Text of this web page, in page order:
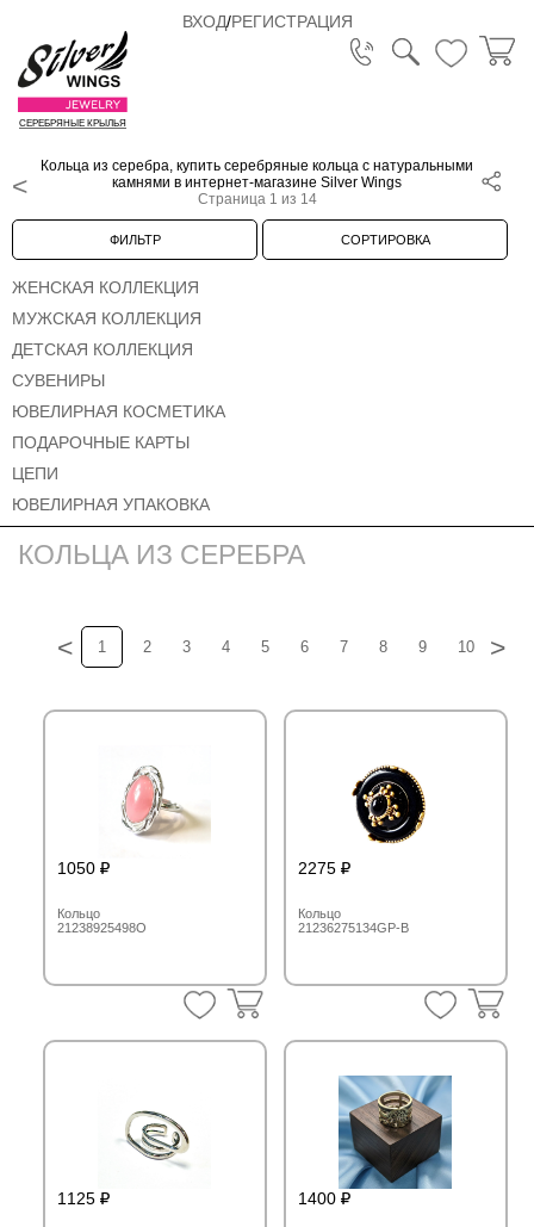
ВХОД/РЕГИСТРАЦИЯ
СЕРЕБРЯНЫЕ КРЫЛЬЯ
Кольца из серебра, купить серебряные кольца с натуральными
камнями в интернет-магазине Silver Wings
Страница 1 из 14
ФИЛЬТР СОРТИРОВКА
ЖЕНСКАЯ КОЛЛЕКЦИЯ
МУЖСКАЯ КОЛЛЕКЦИЯ
ДЕТСКАЯ КОЛЛЕКЦИЯ
СУВЕНИРЫ
ЮВЕЛИРНАЯ КОСМЕТИКА
ПОДАРОЧНЫЕ КАРТЫ
ЦЕПИ
ЮВЕЛИРНАЯ УПАКОВКА
КОЛЬЦА ИЗ СЕРЕБРА
< 1 2 3 4 5 6 7 8 9 10 >
2275
Кольцо
21236275134GP-B
1050
Кольцо
21238925498O
1400
1125